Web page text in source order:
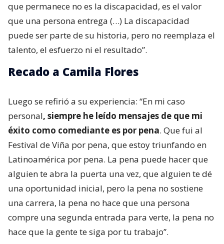
que permanece no es la discapacidad, es el valor
que una persona entrega (…) La discapacidad
puede ser parte de su historia, pero no reemplaza el
talento, el esfuerzo ni el resultado”.
Recado a Camila Flores
Luego se refirió a su experiencia: “En mi caso
personal, siempre he leído mensajes de que mi
éxito como comediante es por pena. Que fui al
Festival de Viña por pena, que estoy triunfando en
Latinoamérica por pena. La pena puede hacer que
alguien te abra la puerta una vez, que alguien te dé
una oportunidad inicial, pero la pena no sostiene
una carrera, la pena no hace que una persona
compre una segunda entrada para verte, la pena no
hace que la gente te siga por tu trabajo”.